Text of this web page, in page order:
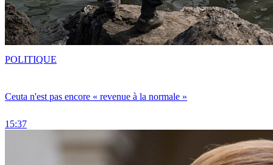
Ceuta n'est pas encore « revenue à la normale »
15:37
POLITIQUE